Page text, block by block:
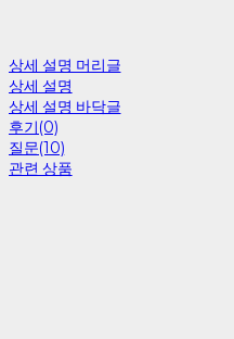
상세 설명 머리글
상세 설명
상세 설명 바닥글
후기(0)
질문(10)
관련 상품